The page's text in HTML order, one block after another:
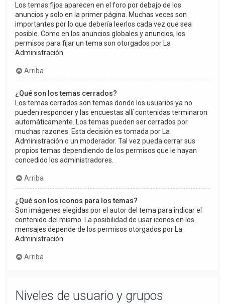
Los temas fijos aparecen en el foro por debajo de los
anuncios y solo en la primer página. Muchas veces son
importantes por lo que debería leerlos cada vez que sea
posible. Como en los anuncios globales y anuncios, los
permisos para fijar un tema son otorgados por La
Administración.
Arriba
¿Qué son los temas cerrados?
Los temas cerrados son temas donde los usuarios ya no
pueden responder y las encuestas allí contenidas terminaron
automáticamente. Los temas pueden ser cerrados por
muchas razones. Esta decisión es tomada por La
Administración o un moderador. Tal vez pueda cerrar sus
propios temas dependiendo de los permisos que le hayan
concedido los administradores.
Arriba
¿Qué son los iconos para los temas?
Son imágenes elegidas por el autor del tema para indicar el
contenido del mismo. La posibilidad de usar iconos en los
mensajes depende de los permisos otorgados por La
Administración.
Arriba
Niveles de usuario y grupos